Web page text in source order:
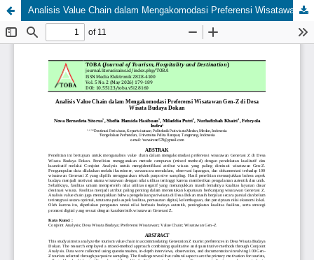
Analisis Value Chain dalam Mengakomodasi Preferensi Wisatawan Gen-Z di Desa Wisata Budaya Dokan